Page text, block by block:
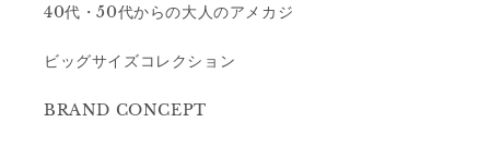
40代・50代からの大人のアメカジ
ビッグサイズコレクション
BRAND CONCEPT